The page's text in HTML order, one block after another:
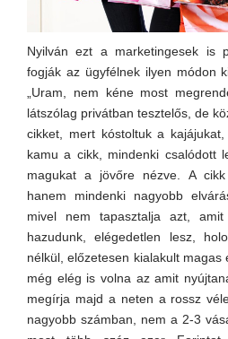
Nyilván ezt a marketingesek is
fogják az ügyfélnek ilyen módon
„Uram, nem kéne most
látszólag privátban tesztelős, de
cikket, mert kóstoltuk a
kamu a cikk, mindenki csalódott
magukat a jövőre nézve. A cikk
hanem mindenki nagyobb
mivel nem tapasztalja azt,
hazudunk, elégedetlen lesz,
nélkül, előzetesen kialakult magas
még elég is volna az amit
megírja majd a neten a rossz
nagyobb számban, nem a 2-3